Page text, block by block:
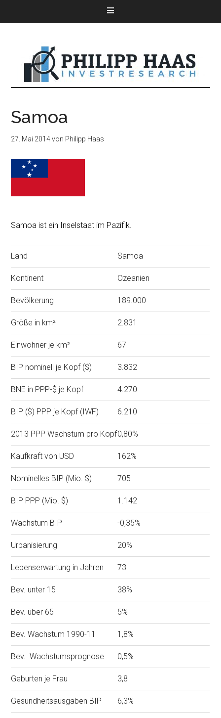
Samoa
27. Mai 2014von Philipp Haas
Samoa ist ein Inselstaat im Pazifik.
Land Samoa
Kontinent Ozeanien
Bevölkerung 189.000
Größe in km² 2.831
Einwohner je km² 67
BIP nominell je Kopf ($) 3.832
BNE in PPP-$ je Kopf 4.270
BIP ($) PPP je Kopf (IWF) 6.210
2013 PPP Wachstum pro Kopf0,80%
Kaufkraft von USD 162%
Nominelles BIP (Mio. $) 705
BIP PPP (Mio. $) 1.142
Wachstum BIP -0,35%
Urbanisierung 20%
Lebenserwartung in Jahren 73
Bev. unter 15 38%
Bev. über 65 5%
Bev. Wachstum 1990-11 1,8%
Bev. Wachstumsprognose 0,5%
Geburten je Frau 3,8
Gesundheitsausgaben BIP 6,3%